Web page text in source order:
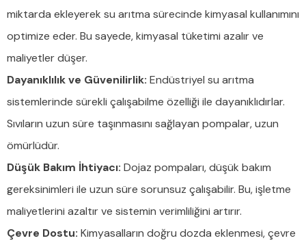
miktarda ekleyerek su arıtma sürecinde kimyasal kullanımını
optimize eder. Bu sayede, kimyasal tüketimi azalır ve
maliyetler düşer.
Dayanıklılık ve Güvenilirlik: Endüstriyel su arıtma
sistemlerinde sürekli çalışabilme özelliği ile dayanıklıdırlar.
Sıvıların uzun süre taşınmasını sağlayan pompalar, uzun
ömürlüdür.
Düşük Bakım İhtiyacı: Dojaz pompaları, düşük bakım
gereksinimleri ile uzun süre sorunsuz çalışabilir. Bu, işletme
maliyetlerini azaltır ve sistemin verimliliğini artırır.
Çevre Dostu: Kimyasalların doğru dozda eklenmesi, çevre